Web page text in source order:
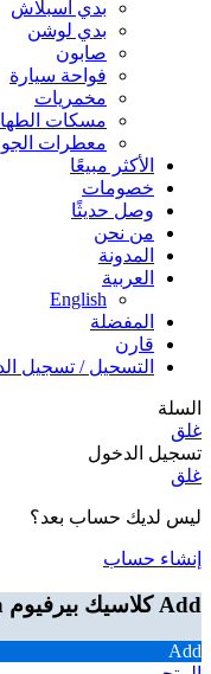
بدي اسبلاش
بدي لوشن
صابون
فواحة سيارة
مخمريات
مسكات
معطرات الجو
الأكثر مبيعًا
خصومات
وصل حديثًا
من نحن
المدونة
العربية
English
المفضلة
قارن
التسحيل / تسجيل
السلة
غلق
تسجيل الدخول
غلق
ليس لديك حساب بعد؟
إنشاء حساب
Add كلاسيك بيرفيوم to your Homescreen!
Add